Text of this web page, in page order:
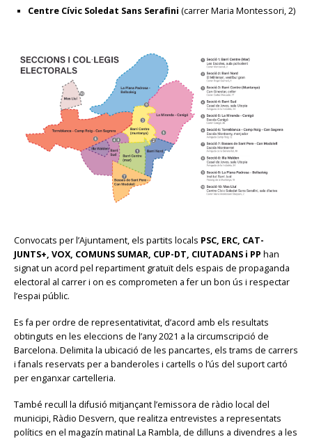
Centre Cívic Soledat Sans Serafini (carrer Maria Montessori, 2)
Convocats per l’Ajuntament, els partits locals PSC, ERC, CAT-
JUNTS+, VOX, COMUNS SUMAR, CUP-DT, CIUTADANS i PP han
signat un acord pel repartiment gratuït dels espais de propaganda
electoral al carrer i on es comprometen a fer un bon ús i respectar
l’espai públic.
Es fa per ordre de representativitat, d’acord amb els resultats
obtinguts en les eleccions de l’any 2021 a la circumscripció de
Barcelona. Delimita la ubicació de les pancartes, els trams de carrers
i fanals reservats per a banderoles i cartells o l’ús del suport cartó
per enganxar cartelleria.
També recull la difusió mitjançant l’emissora de ràdio local del
municipi, Ràdio Desvern, que realitza entrevistes a representats
polítics en el magazín matinal La Rambla, de dilluns a divendres a les